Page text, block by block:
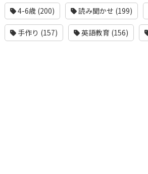
4-6歳 (200) 読み聞かせ (199)
手作り (157) 英語教育 (156)